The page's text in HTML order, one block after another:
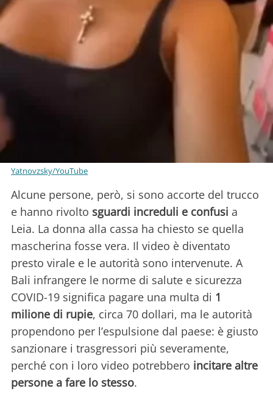
Yatnovzsky/YouTube
Alcune persone, però, si sono accorte del trucco
e hanno rivolto sguardi increduli e confusi a
Leia. La donna alla cassa ha chiesto se quella
mascherina fosse vera. Il video è diventato
presto virale e le autorità sono intervenute. A
Bali infrangere le norme di salute e sicurezza
COVID-19 significa pagare una multa di 1
milione di rupie, circa 70 dollari, ma le autorità
propendono per l’espulsione dal paese: è giusto
sanzionare i trasgressori più severamente,
perché con i loro video potrebbero incitare altre
persone a fare lo stesso.